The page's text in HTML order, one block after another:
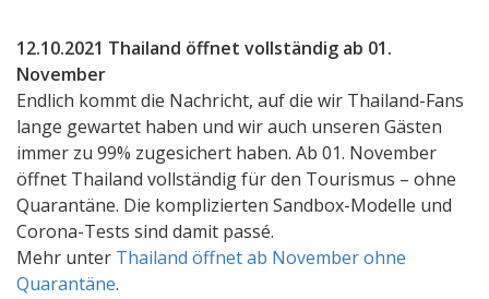
12.10.2021 Thailand öffnet vollständig ab 01.
November
Endlich kommt die Nachricht, auf die wir Thailand-Fans
lange gewartet haben und wir auch unseren Gästen
immer zu 99% zugesichert haben. Ab 01. November
öffnet Thailand vollständig für den Tourismus – ohne
Quarantäne. Die komplizierten Sandbox-Modelle und
Corona-Tests sind damit passé.
Mehr unter Thailand öffnet ab November ohne
Quarantäne.